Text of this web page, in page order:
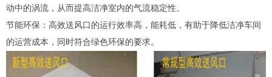
动中的涡流，从而提高洁净室内的气流稳定性。
节能环保：高效送风口的运行效率高，能耗低，有助于降低洁净车间
的运营成本，同时符合绿色环保的要求。